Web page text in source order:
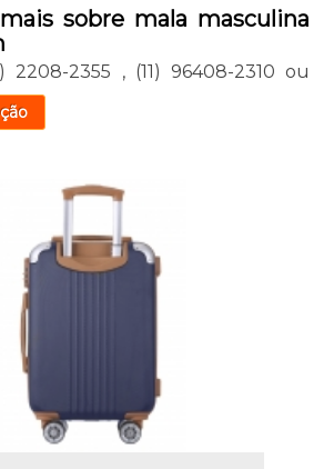
sobre mala masculina
2208-2355 , (11) 96408-2310 ou